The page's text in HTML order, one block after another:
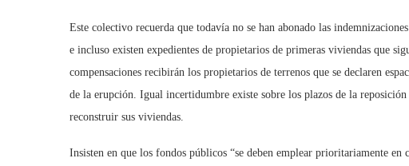
Este colectivo recuerda que todavía no se han abonado las
e incluso existen expedientes de propietarios de primeras viviendas que
compensaciones recibirán los propietarios de terrenos que se declaren
de la erupción. Igual incertidumbre existe sobre los plazos de la
reconstruir sus viviendas.
Insisten en que los fondos públicos “se deben emplear prioritariamente